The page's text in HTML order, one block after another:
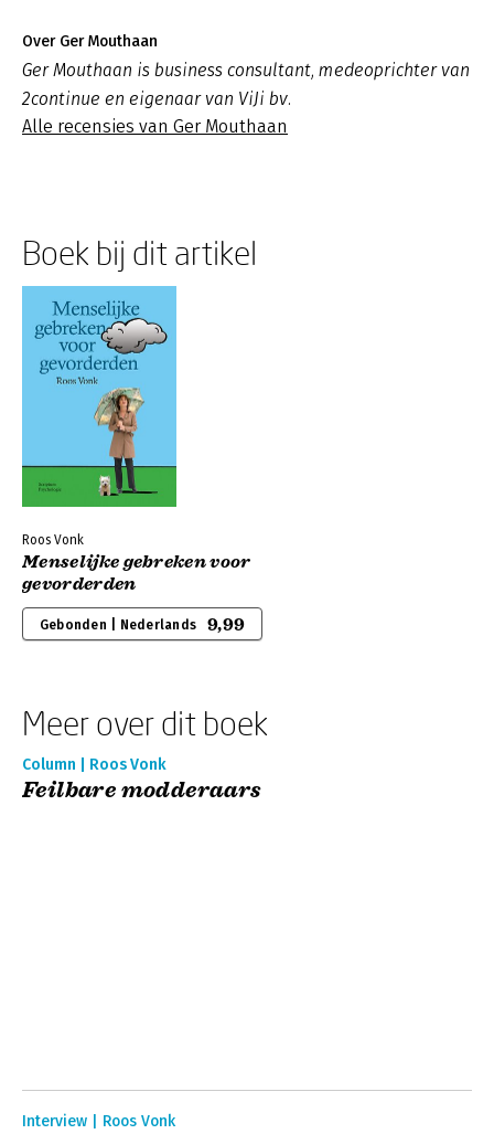
Over Ger Mouthaan
Ger Mouthaan is business consultant, medeoprichter van
2continue en eigenaar van ViJi bv.
Alle recensies van Ger Mouthaan
Boek bij dit artikel
Roos Vonk
Menselijke gebreken voor
gevorderden
Gebonden | Nederlands 9,99
Meer over dit boek
Column | Roos Vonk
Feilbare modderaars
Interview | Roos Vonk